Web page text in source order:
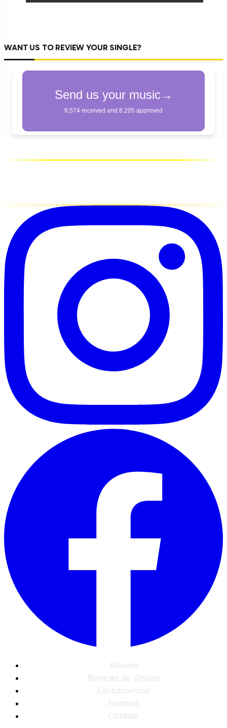
WANT US TO REVIEW YOUR SINGLE?
Albums
Reviews de Shows
Lançamentos
Noticias
Contato